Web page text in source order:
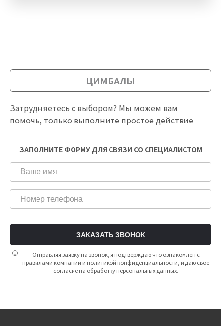
ЦИМБАЛЫ
Затрудняетесь с выбором? Мы можем вам
помочь, только выполните простое действие
ЗАПОЛНИТЕ ФОРМУ ДЛЯ СВЯЗИ СО СПЕЦИАЛИСТОМ
ЗАКАЗАТЬ ЗВОНОК
Отправляя заявку на звонок, я подтверждаю что ознакомлен с
правилами компании и политикой конфиденциальности, и даю свое
согласие на обработку персональных данных.